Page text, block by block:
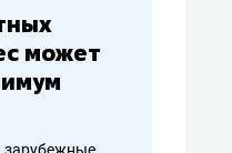
«Мне лучше
не заработать
чем потерять